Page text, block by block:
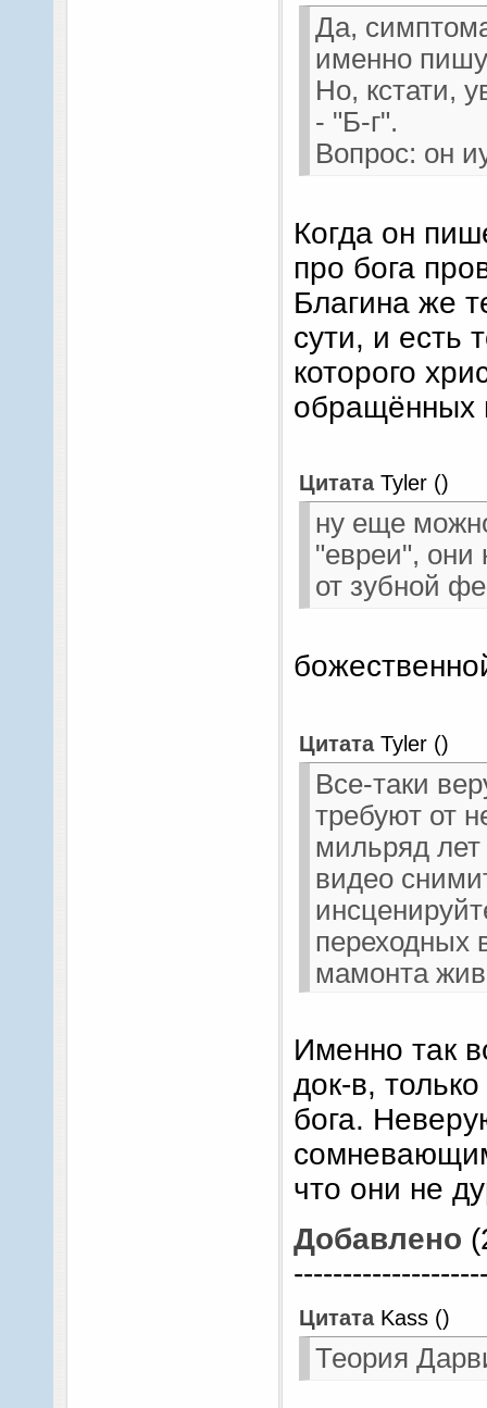
Да,
именно
Но, кстати,
- "Б-г".
Вопрос: он
Когда он
про бога
Благина же
сути, и есть
которого
обращённых
Цитата Tyler ()
ну еще
"евреи", они
от зубной
Цитата Tyler ()
Все-таки
требуют от
мильряд лет
видео
переходных
мамонта
погодите,
коллайдер
вот уже и
все видно
не видим" -
же
случилось
долгое
"это
Именно так
док-в,
бога.
что они не
Добавлено
Цитата Kass ()
Теория